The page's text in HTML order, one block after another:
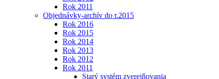
Rok 2011
Objednávky-archív do r.2015
Rok 2016
Rok 2015
Rok 2014
Rok 2013
Rok 2012
Rok 2011
Starý systém zverejňovania